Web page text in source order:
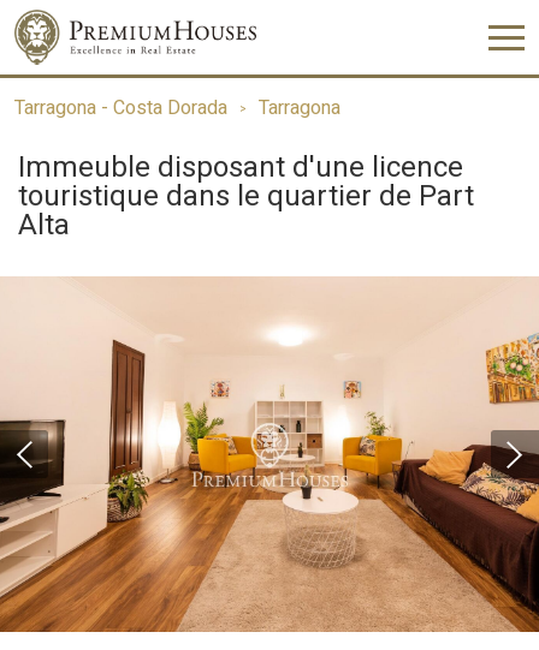
Tarragona - Costa Dorada Tarragona
Immeuble disposant d'une licence
touristique dans le quartier de Part
Alta